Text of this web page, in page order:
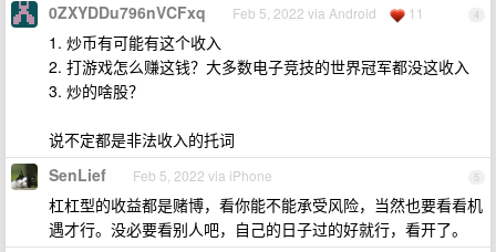
4
0ZXYDDu796nVCFxq Feb 5, 2022 via Android 11
1. 炒币有可能有这个收入
2. 打游戏怎么赚这钱？大多数电子竞技的世界冠军都没这收入
3. 炒的啥股？
说不定都是非法收入的托词
5
SenLief Feb 5, 2022 via iPhone
杠杠型的收益都是赌博，看你能不能承受风险，当然也要看看机
遇才行。没必要看别人吧，自己的日子过的好就行，看开了。